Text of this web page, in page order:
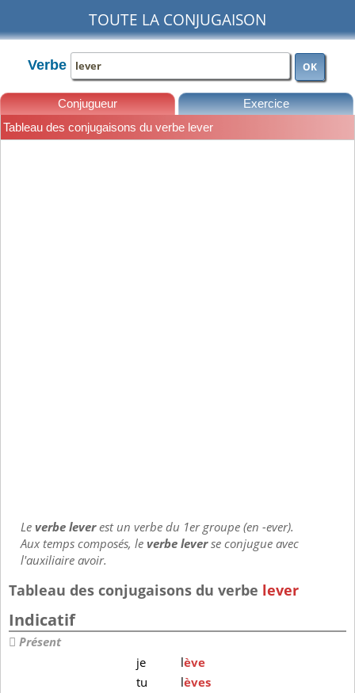
TOUTE LA CONJUGAISON
Verbe OK
Conjugueur Exercice
Tableau des conjugaisons du verbe lever
Leverbe leverest un verbe du 1er groupe (en -ever).
Aux temps composés, leverbe leverse conjugue avec
l'auxiliaire avoir.
Tableau des conjugaisons du verbe lever
Indicatif
Présent
je
lève
tu
lèves